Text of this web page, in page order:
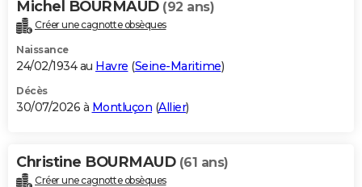
Alimentation
Guide de la santé
Maladies
Médicaments
Sommeil
VOYAGE
Destinations
City break
Voyage nature
Voyage de noces
Forum
Climat
+PHOTO
GUIDES D'ACHAT
BONS PLANS
Carte de Noël
Carte Bonne année
Carte Saint-Valentin
Carte Pâques
Carte d'anniversaire
DICTIONNAIRE
Michel BOURMAUD (92 ans)
Créer une cagnotte obsèques
Naissance
24/02/1934 au Havre (Seine-Maritime)
Décès
30/07/2026 à Montluçon (Allier)
Christine BOURMAUD (61 ans)
Créer une cagnotte obsèques